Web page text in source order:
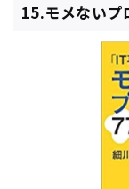
15.モメないプ